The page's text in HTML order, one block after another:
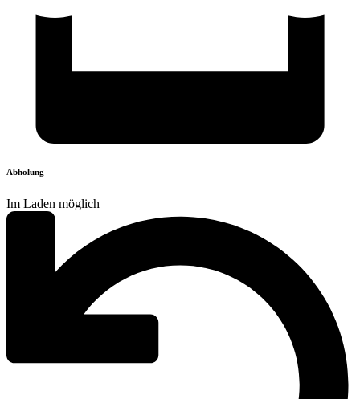
Abholung
Im Laden möglich